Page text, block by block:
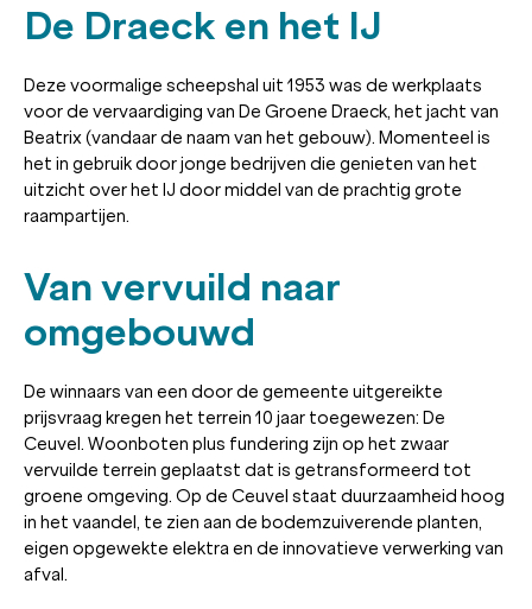
De Draeck en het IJ
Deze voormalige scheepshal uit 1953 was de werkplaats
voor de vervaardiging van De Groene Draeck, het jacht van
Beatrix (vandaar de naam van het gebouw). Momenteel is
het in gebruik door jonge bedrijven die genieten van het
uitzicht over het IJ door middel van de prachtig grote
raampartijen.
Van vervuild naar
omgebouwd
De winnaars van een door de gemeente uitgereikte
prijsvraag kregen het terrein 10 jaar toegewezen: De
Ceuvel. Woonboten plus fundering zijn op het zwaar
vervuilde terrein geplaatst dat is getransformeerd tot
groene omgeving. Op de Ceuvel staat duurzaamheid hoog
in het vaandel, te zien aan de bodemzuiverende planten,
eigen opgewekte elektra en de innovatieve verwerking van
afval.